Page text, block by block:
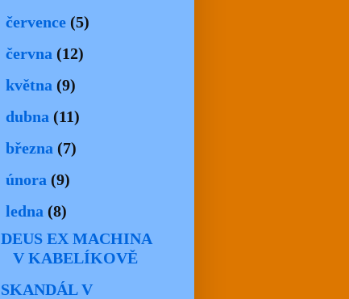
července (5)
června (12)
května (9)
dubna (11)
března (7)
února (9)
ledna (8)
DEUS EX MACHINA
V KABELÍKOVĚ
SKANDÁL V